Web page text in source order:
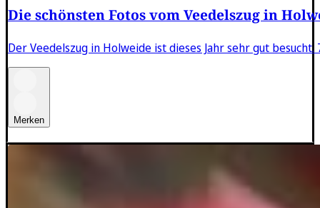
Die schönsten Fotos vom Veedelszug in
Der Veedelszug in Holweide ist dieses Jahr sehr gut
Merken